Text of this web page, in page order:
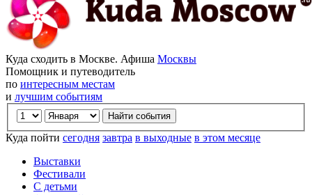
Куда сходить в Москве. Афиша Москвы
Помощник и путеводитель
по интересным местам
и лучшим событиям
Куда пойти сегодня завтра в выходные в этом месяце
Выставки
Фестивали
С детьми